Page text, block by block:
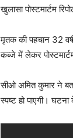
खुलासा पोस्टमार्टम
मृतक की पहचान 32
कब्जे में लेकर
सीओ अमित कुमार ने
स्पष्ट हो पाएगी।